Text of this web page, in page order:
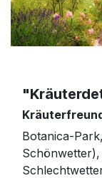
Botanica-